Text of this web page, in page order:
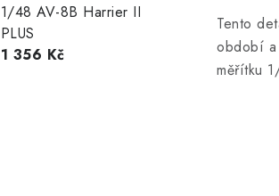
1/48 AV-8B Harrier II
PLUS
1 356 Kč
Tento
období a
měřítku